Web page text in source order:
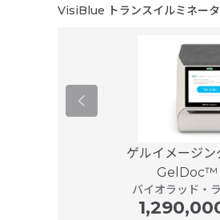
VisiBlue トランスイルミネ
ゲルイメージ
GelDoc™
バイオラッド・